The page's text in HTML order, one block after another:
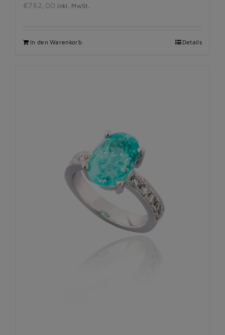
€762,00 inkl. MwSt.
In den Warenkorb Details